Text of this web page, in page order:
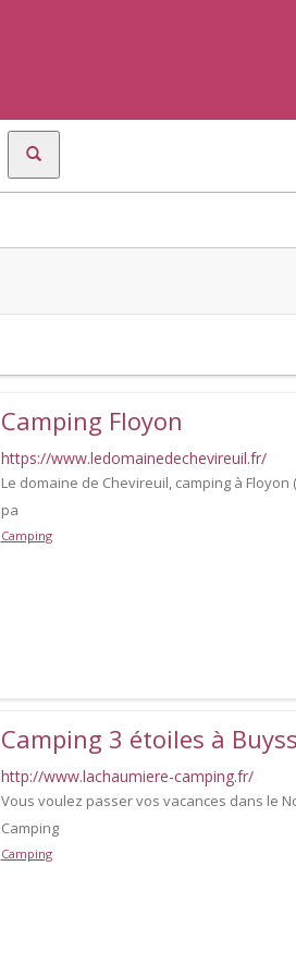
Camping Floyon
https://www.ledomainedechevireuil.fr/
Le domaine de Chevireuil, camping à
pa
Camping
Camping 3 étoiles à
http://www.lachaumiere-camping.fr/
Vous voulez passer vos vacances dans le
Camping
Camping